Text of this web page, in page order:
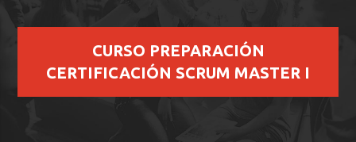
CURSO PREPARACIÓN
CERTIFICACIÓN SCRUM MASTER I